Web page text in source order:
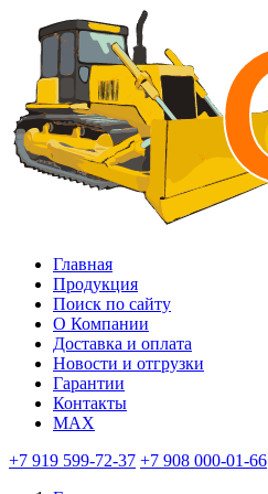
Перейти
основному
содержанию
Основная
навигация
Главная
Продукция
Поиск по сайту
O Компании
Доставка и оплата
Новости и отгрузки
Гарантии
Контакты
MAX
+7 919 599-72-37 +7 908 000-01-66